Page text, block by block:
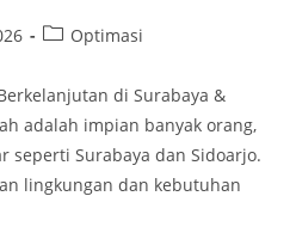
PostOptimasi
di Surabaya &
adalah impian banyak orang,
seperti Surabaya dan Sidoarjo.
lingkungan dan kebutuhan